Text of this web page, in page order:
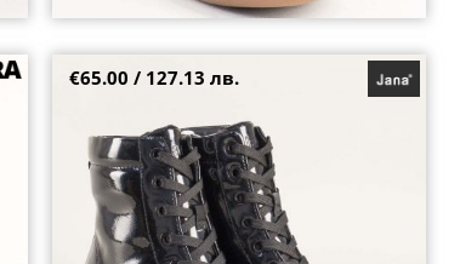
Лачени дамски боти JANA в черен цвят на
37 38 39 40
€65.00 / 127.13 лв.